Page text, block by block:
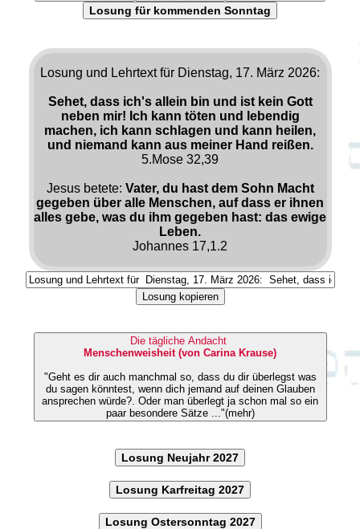
Losung für kommenden Sonntag
Losung und Lehrtext für Dienstag, 17. März 2026:
Sehet, dass ich's allein bin und ist kein Gott
neben mir! Ich kann töten und lebendig
machen, ich kann schlagen und kann heilen,
und niemand kann aus meiner Hand reißen.
5.Mose 32,39
Jesus betete: Vater, du hast dem Sohn Macht
gegeben über alle Menschen, auf dass er ihnen
alles gebe, was du ihm gegeben hast: das ewige
Leben.
Johannes 17,1.2
Losung kopieren
Die tägliche Andacht
Menschenweisheit (von Carina Krause)
"Geht es dir auch manchmal so, dass du dir überlegst was
du sagen könntest, wenn dich jemand auf deinen Glauben
ansprechen würde?. Oder man überlegt ja schon mal so ein
paar besondere Sätze ..."(mehr)
Losung Neujahr 2027
Losung Karfreitag 2027
Losung Ostersonntag 2027